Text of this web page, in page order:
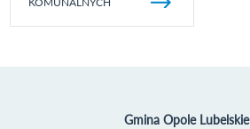
Gmina Opole Lubelskie